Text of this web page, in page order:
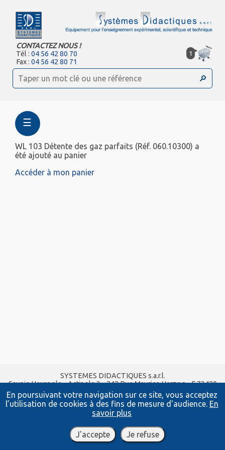
En poursuivant votre navigation sur ce site, vous acceptez
l’utilisation de cookies à des fins de mesure d'audience. En
savoir plus
J'accepte Je refuse
CONTACTEZ NOUS !
Tél :04 56 42 80 70
Fax :04 56 42 80 71
1
☰
WL 103 Détente des gaz parfaits (Réf. 060.10300) a
été ajouté au panier
Accéder à mon panier
SYSTEMES DIDACTIQUES s.a.r.l.
Savoie Hexapole - Actipole 3 - 242 Rue Maurice Herzog - F 73420
VIVIERS DU LAC
Tel : 04 56 42 80 70| Fax :04 56 42 80 71
xavier.granjon@systemes-didactiques.fr
www.systemes-didactiques.fr